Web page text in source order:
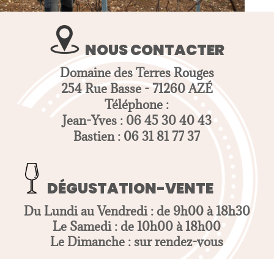
NOUS CONTACTER
Domaine des Terres Rouges
254 Rue Basse - 71260 AZÉ
Téléphone :
Jean-Yves : 06 45 30 40 43
Bastien : 06 31 81 77 37
DÉGUSTATION-VENTE
Du Lundi au Vendredi : de 9h00 à 18h30
Le Samedi : de 10h00 à 18h00
Le Dimanche : sur rendez-vous